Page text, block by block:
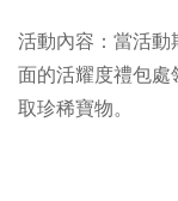
活動內容：當活動
面的活耀度禮包處
取珍稀寶物。